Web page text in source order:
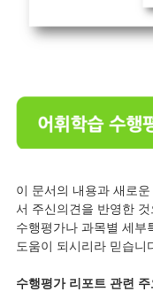
이 문서의 내용과 새로
서 주신의견을 반영한 것
수행평가나 과목별 세부
도움이 되시리라 믿습니
수행평가 리포트 관련